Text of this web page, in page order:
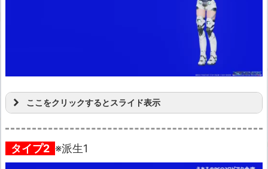
ここをクリックするとスライド表示
タイプ2 ※派生1